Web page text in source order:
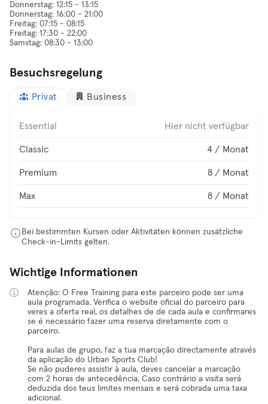
Donnerstag: 12:15 - 13:15
Donnerstag: 16:00 - 21:00
Freitag: 07:15 - 08:15
Freitag: 17:30 - 22:00
Besuchsregelung
Privat Business
Essential Hier nicht verfügbar
Classic 4 / Monat
Premium 8 / Monat
Max 8 / Monat
Bei bestimmten Kursen oder Aktivitäten können zusätzliche
Check-in-Limits gelten.
Wichtige Informationen
Atenção: O Free Training para este parceiro pode ser uma
aula programada. Verifica o website oficial do parceiro para
veres a oferta real, os detalhes de de cada aula e confirmares
se é necessário fazer uma reserva diretamente com o
parceiro.
Para aulas de grupo, faz a tua marcação directamente através
da aplicação do Urban Sports Club!
Se não puderes assistir à aula, deves cancelar a marcação
com 2 horas de antecedência. Caso contrário a visita será
deduzida dos teus limites mensais e será cobrada uma taxa
adicional.